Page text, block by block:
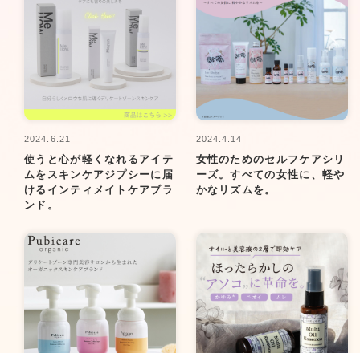
2024.6.21
使うと心が軽くなれるアイテ
ムをスキンケアジプシーに届
けるインティメイトケアブラ
ンド。
2024.4.14
女性のためのセルフケアシリ
ーズ。すべての女性に、軽や
かなリズムを。